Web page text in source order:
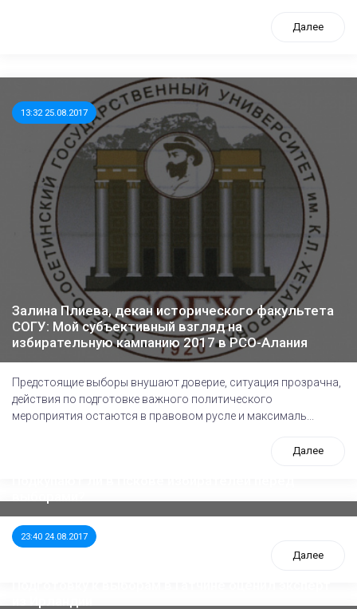
Далее
13:32 25.08.2017
Залина Плиева, декан исторического факультета
СОГУ: Мой субъективный взгляд на
избирательную кампанию 2017 в РСО-Алания
Предстоящие выборы внушают доверие, ситуация прозрачна,
действия по подготовке важного политического
мероприятия остаются в правовом русле и максималь...
Далее
23:40 24.08.2017
Далее